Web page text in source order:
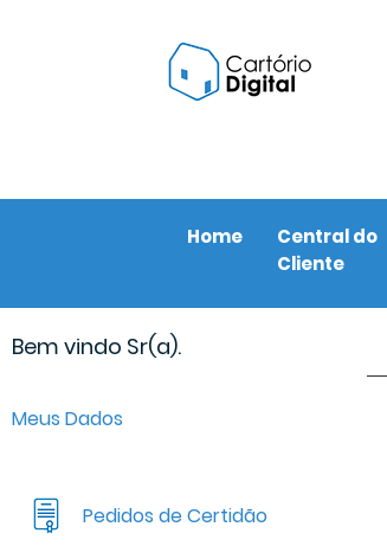
Home
Central do
Cliente
Bem vindo Sr(a).
Meus Dados
Pedidos de Certidão